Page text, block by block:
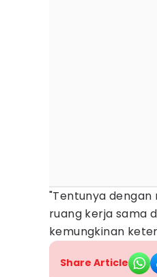
"Tentunya dengan
ruang kerja sama
kemungkinan
Share Article